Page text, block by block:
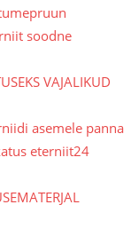
soodne
VAJALIKUD
asemele panna
eterniit24